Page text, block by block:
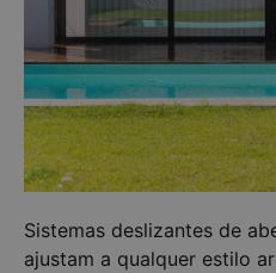
Sistemas deslizantes de
ajustam a qualquer estilo